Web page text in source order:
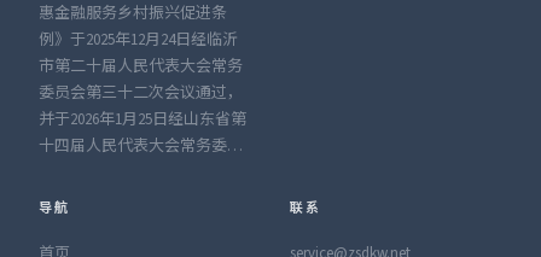
惠金融服务乡村振兴促进条
例》于2025年12月24日经临沂
市第二十届人民代表大会常务
委员会第三十二次会议通过，
并于2026年1月25日经山东省第
十四届人民代表大会常务委…
导航 联系